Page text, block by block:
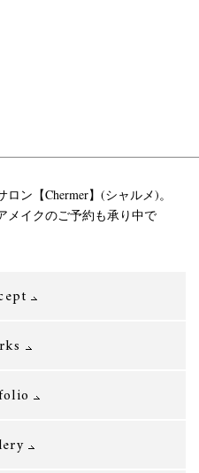
ン【Chermer】(シャルメ)。
メイクのご予約も承り中で